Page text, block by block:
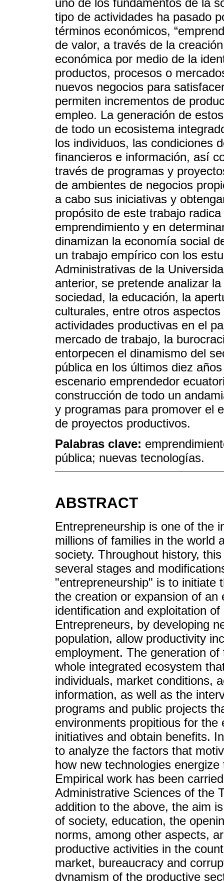
uno de los fundamentos de la
tipo de actividades ha pasado
términos económicos,
de valor, a través de la
económica por medio de la
productos, procesos o
nuevos negocios para
permiten incrementos de
empleo. La generación de
de todo un ecosistema
los individuos, las condiciones
financieros e información, así
través de programas y
de ambientes de negocios
a cabo sus iniciativas y
propósito de este trabajo
emprendimiento y en
dinamizan la economía social
un trabajo empírico con los
Administrativas de la
anterior, se pretende analizar
sociedad, la educación, la
culturales, entre otros
actividades productivas en el
mercado de trabajo, la
entorpecen el dinamismo del
pública en los últimos diez
escenario emprendedor
construcción de todo un
y programas para promover el
de proyectos productivos.
Palabras clave:
pública; nuevas tecnologías.
ABSTRACT
Entrepreneurship is one of the
millions of families in the world
society. Throughout history,
several stages and
"entrepreneurship" is to initiate
the creation or expansion of
identification and exploitation
Entrepreneurs, by developing
population, allow productivity
employment. The generation
whole integrated ecosystem
individuals, market conditions,
information, as well as the
programs and public projects
environments propitious for
initiatives and obtain benefits.
to analyze the factors that
how new technologies
Empirical work has been
Administrative Sciences of the
addition to the above, the aim
of society, education, the
norms, among other aspects,
productive activities in the
market, bureaucracy and
dynamism of the productive